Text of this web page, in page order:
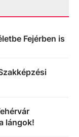
Fejérben is
lángok!